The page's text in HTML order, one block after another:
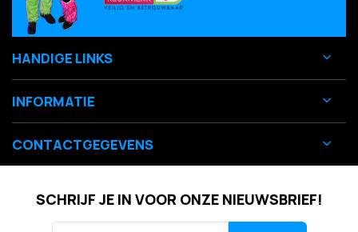
HANDIGE LINKS
INFORMATIE
CONTACTGEGEVENS
SCHRIJF JE IN VOOR ONZE NIEUWSBRIEF!